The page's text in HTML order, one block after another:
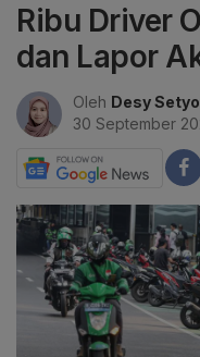
Ribu Driver
dan Lapor
Oleh Desy
30 September